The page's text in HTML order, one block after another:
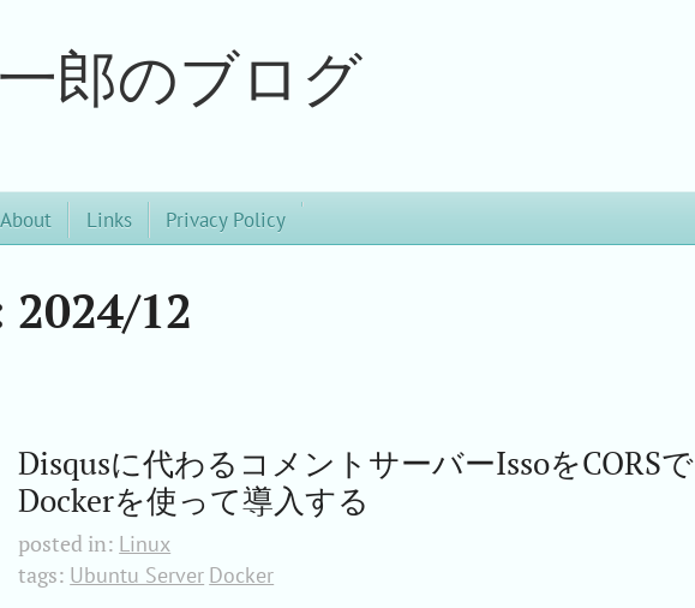
郎のブログ
About Links Privacy Policy
12
Disqusに代わるコメントサーバーIssoをCORSで
Dockerを使って導入する
posted in: Linux
tags: Ubuntu Server Docker